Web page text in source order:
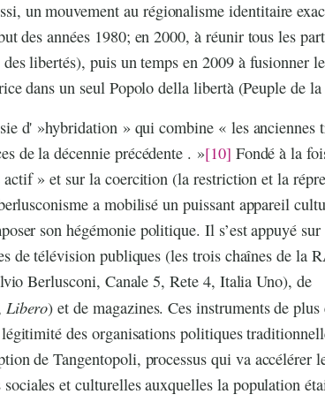
un mouvement au régionalisme identitaire
des années 1980; en 2000, à réunir tous les
libertés), puis un temps en 2009 à fusionner
dans un seul Popolo della libertà (Peuple de
d' »hybridation » qui combine « les anciennes
de la décennie précédente . »[10] Fondé à la
» et sur la coercition (la restriction et la
a mobilisé un puissant appareil
son hégémonie politique. Il s’est appuyé sur
de télévision publiques (les trois chaînes de la
Berlusconi, Canale 5, Rete 4, Italia Uno), de
Libero) et de magazines. Ces instruments de plus
des organisations politiques
de Tangentopoli, processus qui va accélérer
et culturelles auxquelles la population